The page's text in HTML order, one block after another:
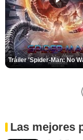
Tráiler 'Spider-Man: No
Las mejores